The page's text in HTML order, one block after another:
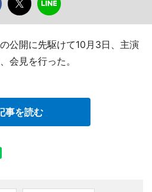
公開に先駆けて10月3日、主演
会見を行った。
事を読む